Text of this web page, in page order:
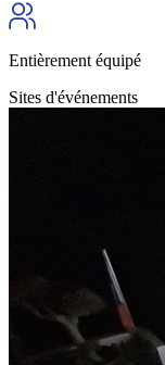
Entièrement équipé
Sites d'événements